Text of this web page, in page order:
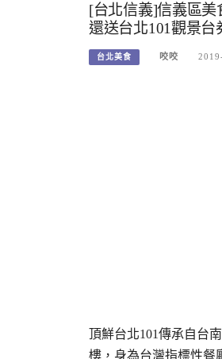
[台北信義]信義區美
還送台北101觀景台
台北美食 咬咬
頂鮮台北101傳承自台
樓，身為台灣指標性餐